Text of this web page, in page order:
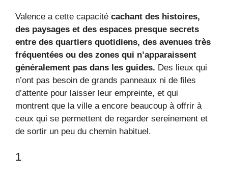
Valence a cette capacité cachant des histoires,
des paysages et des espaces presque secrets
entre des quartiers quotidiens, des avenues très
fréquentées ou des zones qui n’apparaissent
généralement pas dans les guides. Des lieux qui
n’ont pas besoin de grands panneaux ni de files
d’attente pour laisser leur empreinte, et qui
montrent que la ville a encore beaucoup à offrir à
ceux qui se permettent de regarder sereinement et
de sortir un peu du chemin habituel.
1